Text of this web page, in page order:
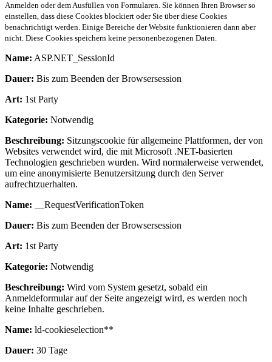
Anmelden oder dem Ausfüllen von Formularen. Sie können Ihren Browser so
einstellen, dass diese Cookies blockiert oder Sie über diese Cookies
benachrichtigt werden. Einige Bereiche der Website funktionieren dann aber
nicht. Diese Cookies speichern keine personenbezogenen Daten.
Name: ASP.NET_SessionId
Dauer: Bis zum Beenden der Browsersession
Art: 1st Party
Kategorie: Notwendig
Beschreibung: Sitzungscookie für allgemeine Plattformen, der von
Websites verwendet wird, die mit Microsoft .NET-basierten
Technologien geschrieben wurden. Wird normalerweise verwendet,
um eine anonymisierte Benutzersitzung durch den Server
aufrechtzuerhalten.
Name: __RequestVerificationToken
Dauer: Bis zum Beenden der Browsersession
Art: 1st Party
Kategorie: Notwendig
Beschreibung: Wird vom System gesetzt, sobald ein
Anmeldeformular auf der Seite angezeigt wird, es werden noch
keine Inhalte geschrieben.
Name: ld-cookieselection**
Dauer: 30 Tage